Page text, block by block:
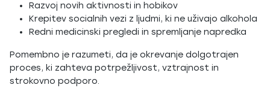
Razvoj novih aktivnosti in hobikov
Krepitev socialnih vezi z ljudmi, ki ne uživajo alkohola
Redni medicinski pregledi in spremljanje napredka
Pomembno je razumeti, da je okrevanje dolgotrajen
proces, ki zahteva potrpežljivost, vztrajnost in
strokovno podporo.